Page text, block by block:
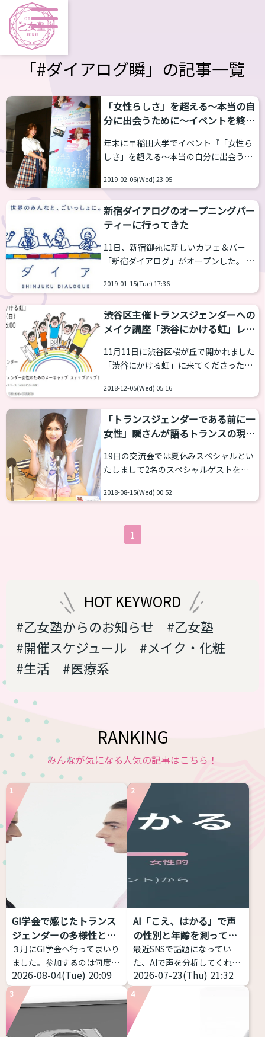
「#ダイアログ瞬」の記事一覧
「女性らしさ」を超える～本当の自
分に出会うために～イベントを終え
年末に早稲田大学でイベント『「女性ら
しさ」を超える～本当の自分に出会うた
概要は以下のようなものでした。 メイク
の可能性を最大限に――。現在、トランスジ
ェンダーが生きる中で、「パス度（自分
の表現する性別が、どれくらい周囲から
は、最も大きな課題の一つである。そし
て、トランスジェンダーだけではなくほ
とんどすべての人は、「他人からどう見
られるか」と「自分がどうありたいか」
体...
2019-02-06(Wed) 23:05
新宿ダイアログのオープニングパー
ティーに行ってきた
11日、新宿御苑に新しいカフェ＆バー
「新宿ダイアログ」がオープンした。 早
きたぞ。 バータイムの店長は、夏の乙女
ん。このバーの売りは「SDGS」。
SDGS(エスディージーズ）とは聞きなれ
「Sustainable Development Goals（持
続可能な開発目標）」の略称だ。簡単に
いうと、貧困をなくそうとか、飢餓を0
にとか17の大きな目標があり、その中に
2019-01-15(Tue) 17:36
渋谷区主催トランスジェンダーへの
メイク講座「渋谷にかける虹」レポ
11月11日に渋谷区桜が丘で開かれました
「渋谷にかける虹」に来てくださった方
は渋谷区が主催し、資生堂さんのご協力
メイクアップ講座です。 実は定員募集
に対してすぐに席が埋まってしまい、行
簡単にレポートをします。 昨年第一回目
が行われ、昨年度から登場する瞬さん、
資生堂さんの司会に加え、講師になお、
西原さつきも加わり、総勢４人で司会進
2018-12-05(Wed) 05:16
「トランスジェンダーである前に一
女性」瞬さんが語るトランスの現実
19日の交流会では夏休みスペシャルとい
たしまして2名のスペシャルゲストをお
ある瞬さんにインタビューを敢行しまし
め、大企業を相手にLGBT研修を行う瞬
さん。乙女塾メンバーとの交流や同じ仕
た。そこで、なぜそのような研修をする
ようになったのか、話を聞いてみまし
た。 ーー名だたる大企業さんでLGB...
2018-08-15(Wed) 00:52
1
HOT KEYWORD
#乙女塾からのお知らせ
#乙女塾
#開催スケジュール
#メイク・化粧
#生活
#医療系
RANKING
みんなが気になる人気の記事はこちら！
1
GI学会で感じたトランス
ジェンダーの多様性と包
括性
３月にGI学会へ行ってまいり
ました。参加するのは何度目
かなのですが、トランスジェ
ンダー女性当事者から見ても
当事者の幅の広さを感じて、
記事にしようと思い立ちまし
2026-08-04(Tue) 20:09
2
AI「こえ、はかる」で声
の性別と年齢を測ってみ
た...
最近SNSで話題になってい
た、AIで声を分析してくれる
サイトを試してみました！ 声
の高さだけじゃなく、「響
き」や「共鳴」なども分析し
てくれるアプリです。 こちら
2026-07-23(Thu) 21:32
3 4